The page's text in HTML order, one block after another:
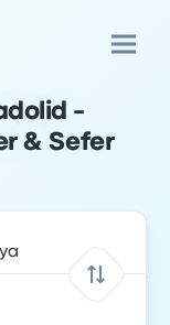
-
& Sefer